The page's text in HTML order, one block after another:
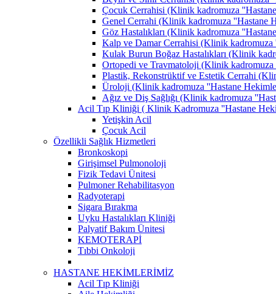
Çocuk Cerrahisi (Klinik kadromuza
Genel Cerrahi (Klinik kadromuza ''Hastane
Göz Hastalıkları (Klinik kadromuza
Kalp ve Damar Cerrahisi (Klinik kadromuza
Kulak Burun Boğaz Hastalıkları (Klinik
Ortopedi ve Travmatoloji (Klinik kadromuza
Plastik, Rekonstrüktif ve Estetik Cerrahi
Üroloji (Klinik kadromuza ''Hastane
Ağız ve Diş Sağlığı (Klinik kadromuza
Acil Tıp Kliniği ( Klinik Kadromuza ''Hastane
Yetişkin Acil
Çocuk Acil
Özellikli Sağlık Hizmetleri
Bronkoskopi
Girişimsel Pulmonoloji
Fizik Tedavi Ünitesi
Pulmoner Rehabilitasyon
Radyoterapi
Sigara Bırakma
Uyku Hastalıkları Kliniği
Palyatif Bakım Ünitesi
KEMOTERAPİ
Tıbbi Onkoloji
HASTANE HEKİMLERİMİZ
Acil Tıp Kliniği